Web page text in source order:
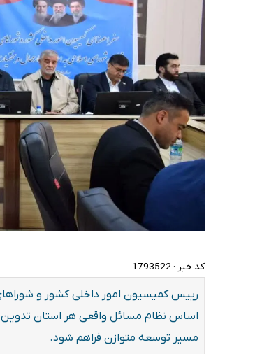
کد خبر : 1793522
رییس کمیسیون امور داخلی کشور و
اساس نظام مسائل واقعی هر استان
مسیر توسعه متوازن فراهم شود.